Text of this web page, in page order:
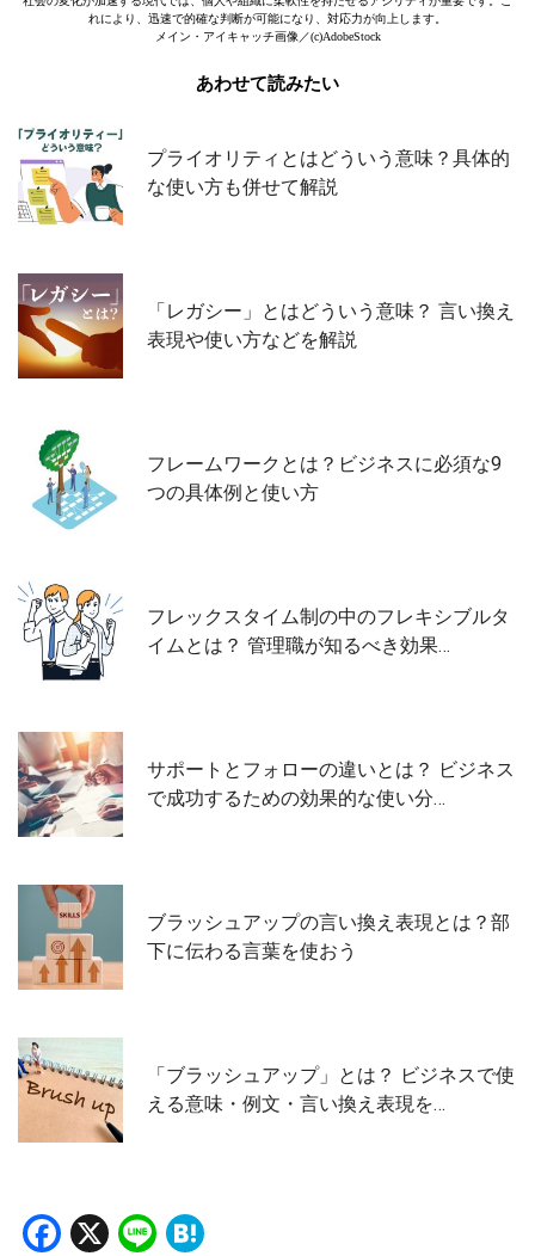
れにより、迅速で的確な判断が可能になり、対応力が向上します。
メイン・アイキャッチ画像／(c)AdobeStock
あわせて読みたい
プライオリティとはどういう意味？具体的
な使い方も併せて解説
「レガシー」とはどういう意味？ 言い換え
表現や使い方などを解説
フレームワークとは？ビジネスに必須な9
つの具体例と使い方
フレックスタイム制の中のフレキシブルタ
イムとは？ 管理職が知るべき効果…
サポートとフォローの違いとは？ ビジネス
で成功するための効果的な使い分…
ブラッシュアップの言い換え表現とは？部
下に伝わる言葉を使おう
「ブラッシュアップ」とは？ ビジネスで使
える意味・例文・言い換え表現を…
Facebook
X Line